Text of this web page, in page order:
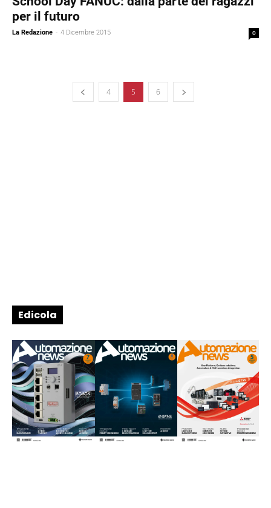
per il futuro
La Redazione - 4 Dicembre 2015 0
4 5 6
Edicola